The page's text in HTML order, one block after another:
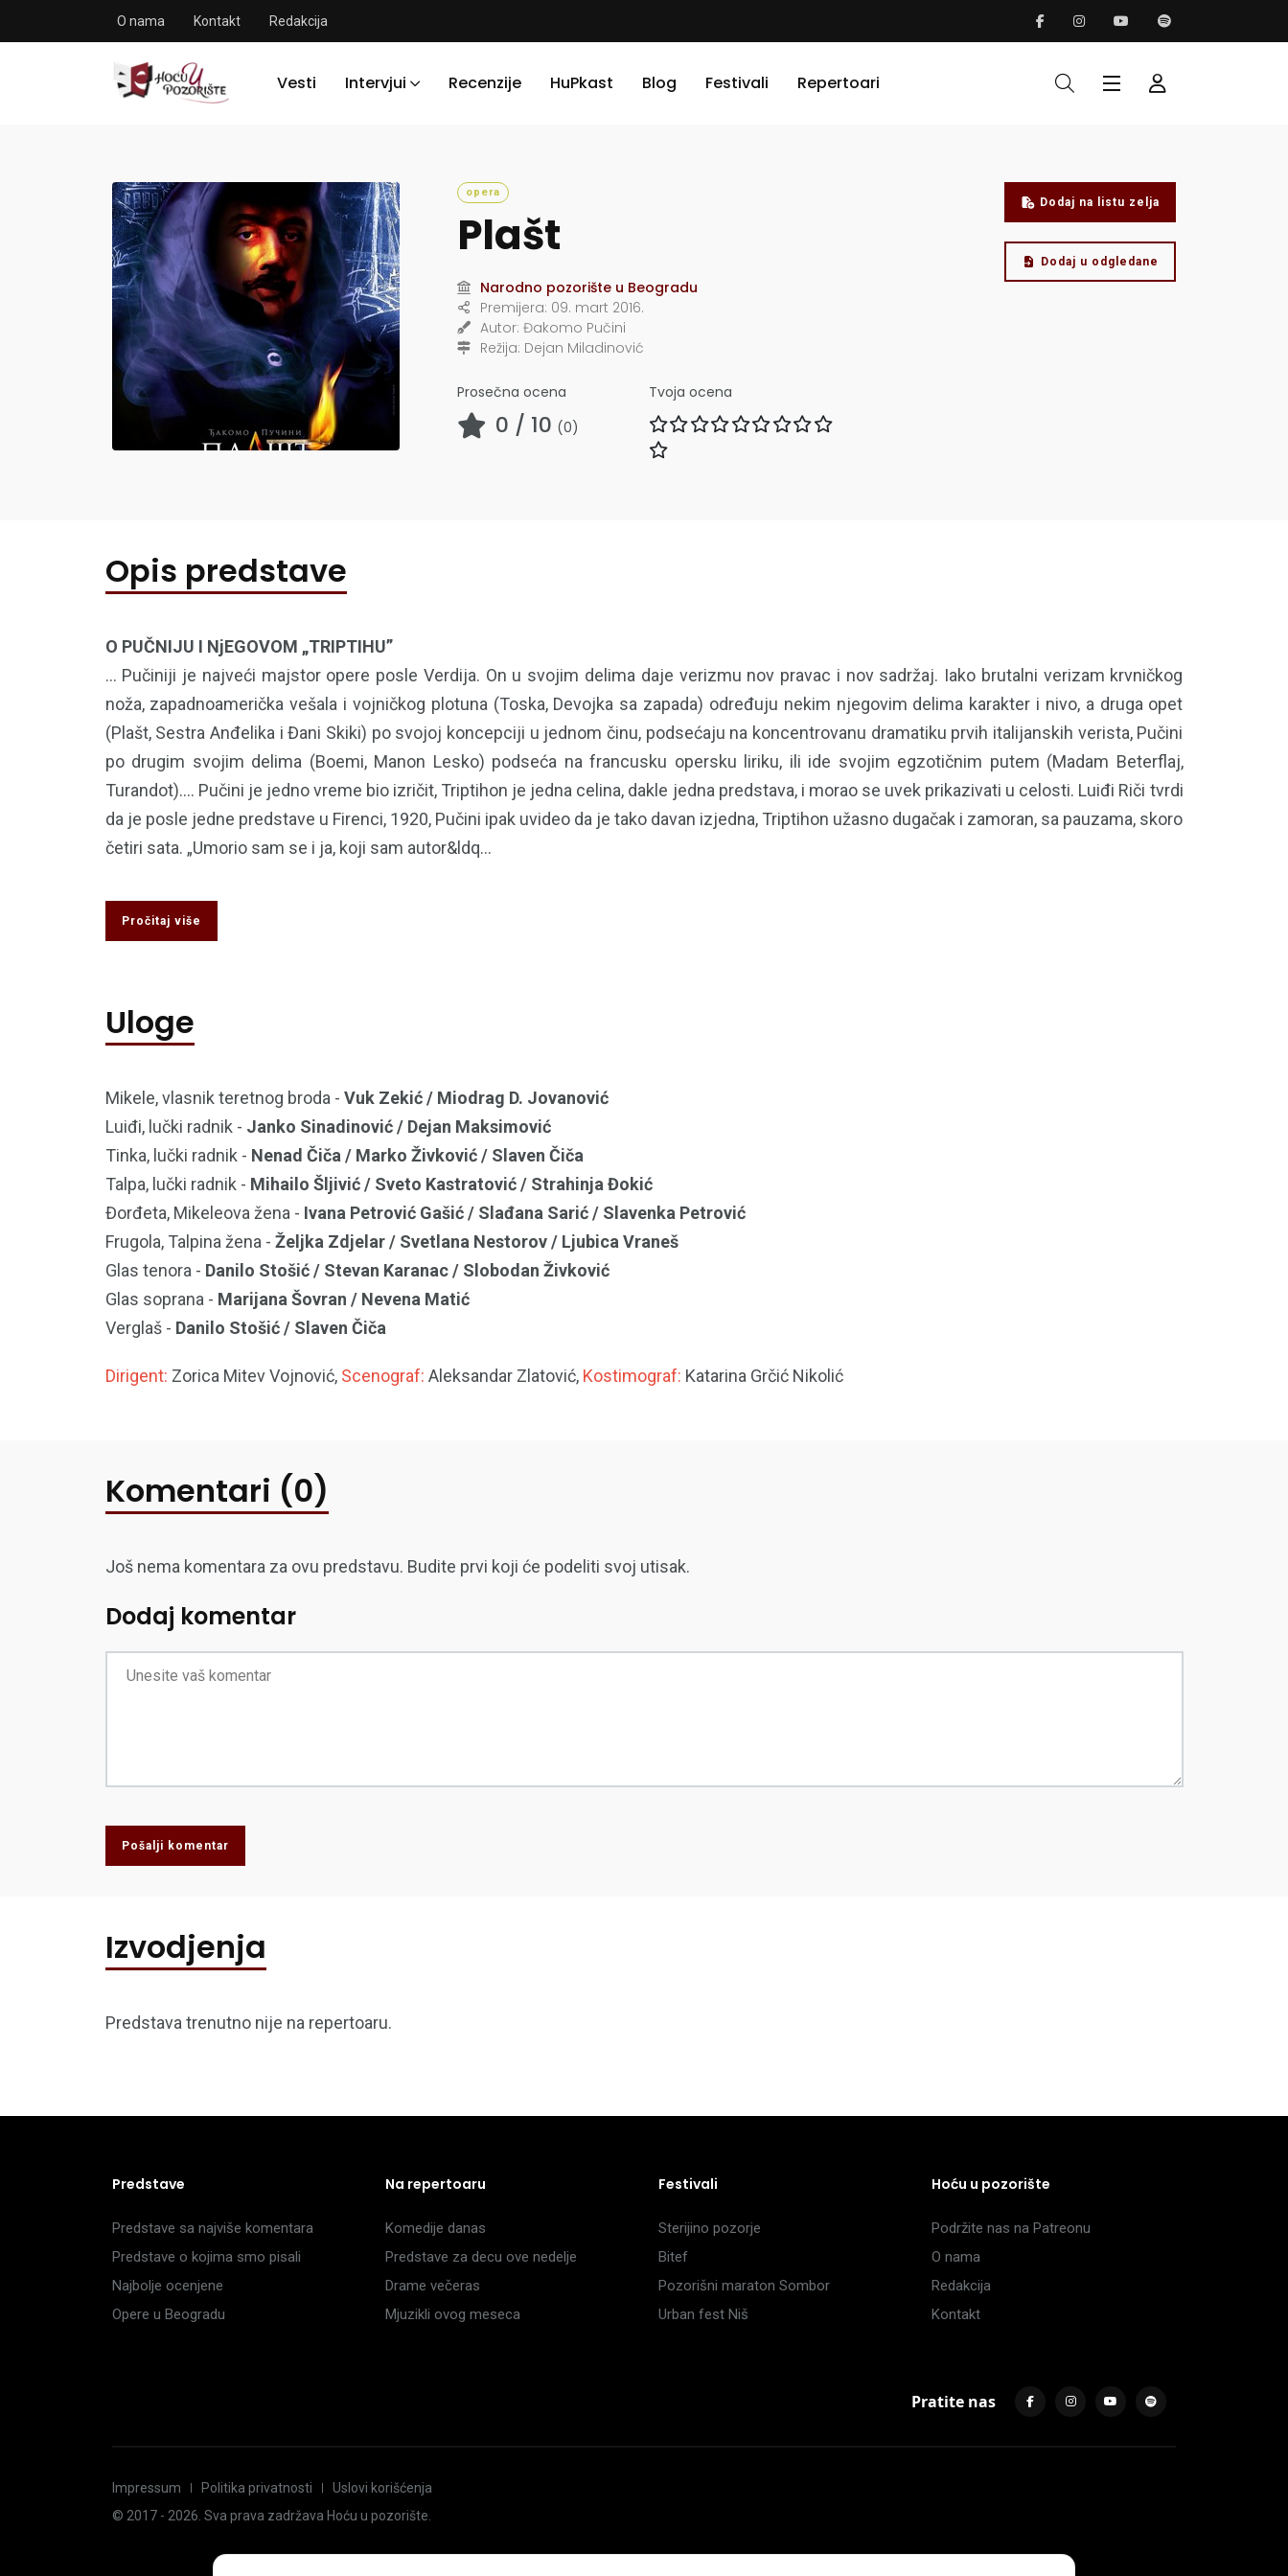
O nama Kontakt Redakcija
Vesti Intervjui Recenzije HuPkast Blog Festivali Repertoari
opera
Plašt
Narodno pozorište u Beogradu
Premijera: 09. mart 2016.
Autor: Đakomo Pučini
Režija: Dejan Miladinović
Prosečna ocena
0 / 10 (0)
Tvoja ocena
Dodaj na listu zelja
Dodaj u odgledane
Opis predstave
O PUČNIJU I NjEGOVOM „TRIPTIHU”
... Pučiniji je najveći majstor opere posle Verdija. On u svojim delima daje verizmu nov pravac i nov sadržaj. Iako brutalni verizam krvničkog
noža, zapadnoamerička vešala i vojničkog plotuna (Toska, Devojka sa zapada) određuju nekim njegovim delima karakter i nivo, a druga opet
(Plašt, Sestra Anđelika i Đani Skiki) po svojoj koncepciji u jednom činu, podsećaju na koncentrovanu dramatiku prvih italijanskih verista, Pučini
po drugim svojim delima (Boemi, Manon Lesko) podseća na francusku opersku liriku, ili ide svojim egzotičnim putem (Madam Beterflaj,
Turandot).... Pučini je jedno vreme bio izričit, Triptihon je jedna celina, dakle jedna predstava, i morao se uvek prikazivati u celosti. Luiđi Riči tvrdi
da je posle jedne predstave u Firenci, 1920, Pučini ipak uvideo da je tako davan izjedna, Triptihon užasno dugačak i zamoran, sa pauzama, skoro
četiri sata. „Umorio sam se i ja, koji sam autor&ldq...
Pročitaj više
Uloge
Mikele, vlasnik teretnog broda - Vuk Zekić / Miodrag D. Jovanović
Luiđi, lučki radnik - Janko Sinadinović / Dejan Maksimović
Tinka, lučki radnik - Nenad Čiča / Marko Živković / Slaven Čiča
Talpa, lučki radnik - Mihailo Šljivić / Sveto Kastratović / Strahinja Đokić
Đorđeta, Mikeleova žena - Ivana Petrović Gašić / Slađana Sarić / Slavenka Petrović
Frugola, Talpina žena - Željka Zdjelar / Svetlana Nestorov / Ljubica Vraneš
Glas tenora - Danilo Stošić / Stevan Karanac / Slobodan Živković
Glas soprana - Marijana Šovran / Nevena Matić
Verglaš - Danilo Stošić / Slaven Čiča
Dirigent: Zorica Mitev Vojnović, Scenograf: Aleksandar Zlatović, Kostimograf: Katarina Grčić Nikolić
Komentari (0)
Još nema komentara za ovu predstavu. Budite prvi koji će podeliti svoj utisak.
Dodaj komentar
Pošalji komentar
Izvodjenja
Predstava trenutno nije na repertoaru.
Predstave
Predstave sa najviše komentara
Predstave o kojima smo pisali
Najbolje ocenjene
Opere u Beogradu
Na repertoaru
Komedije danas
Predstave za decu ove nedelje
Drame večeras
Mjuzikli ovog meseca
Festivali
Sterijino pozorje
Bitef
Pozorišni maraton Sombor
Urban fest Niš
Hoću u pozorište
Podržite nas na Patreonu
O nama
Redakcija
Kontakt
Pratite nas
Impressum Politika privatnosti
Uslovi korišćenja
© 2017 - 2026 . Sva prava zadržava Hoću u pozorište.